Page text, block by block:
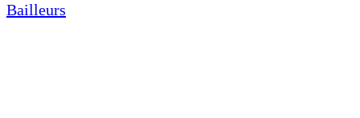
Bailleurs